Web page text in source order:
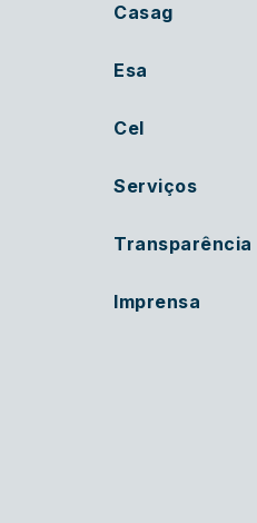
Casag
Esa
Cel
Serviços
Transparência
Imprensa